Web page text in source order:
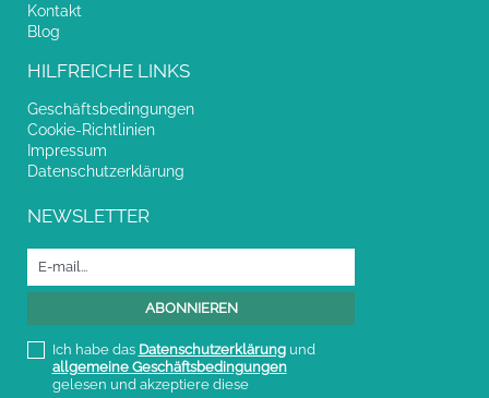
Kontakt
Blog
HILFREICHE LINKS
Geschäftsbedingungen
Cookie-Richtlinien
Impressum
Datenschutzerklärung
NEWSLETTER
Ich habe das Datenschutzerklärungund
allgemeine Geschäftsbedingungen
gelesen und akzeptiere diese